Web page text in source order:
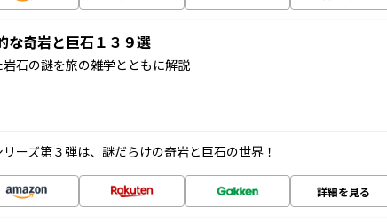
奇岩と巨石１３９選
石の謎を旅の雑学とともに解説
リーズ第３弾は、謎だらけの奇岩と巨石の世界！
詳細を見る